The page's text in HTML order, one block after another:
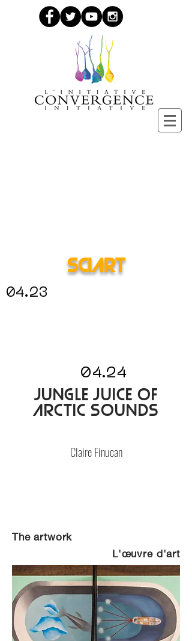
SciArt
04.23
04.24
Jungle Juice of
Arctic Sounds
Claire Finucan
The artwork
L'œuvre d'art